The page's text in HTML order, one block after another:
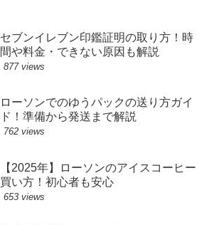
セブンイレブン印鑑証明の取り方！時
間や料金・できない原因も解説
877 views
ローソンでのゆうパックの送り方ガイ
ド！準備から発送まで解説
762 views
【2025年】ローソンのアイスコーヒー
買い方！初心者も安心
653 views